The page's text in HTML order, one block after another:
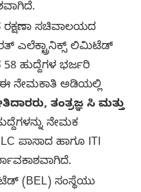
ಸಚಿವಾಲಯದ
ಎಲೆಕ್ಟ್ರಾನಿಕ್ಸ್ ಲಿಮಿಟೆಡ್
ಹುದ್ದೆಗಳ ಭರ್ಜರಿ
ಈ ನೇಮಕಾತಿ ಅಡಿಯಲ್ಲಿ
ತಂತ್ರಜ್ಞ ಸಿ ಮತ್ತು
ನೇಮಕ
ಪಾಸಾದ ಹಾಗೂ ITI
ಸಂಸ್ಥೆಯು